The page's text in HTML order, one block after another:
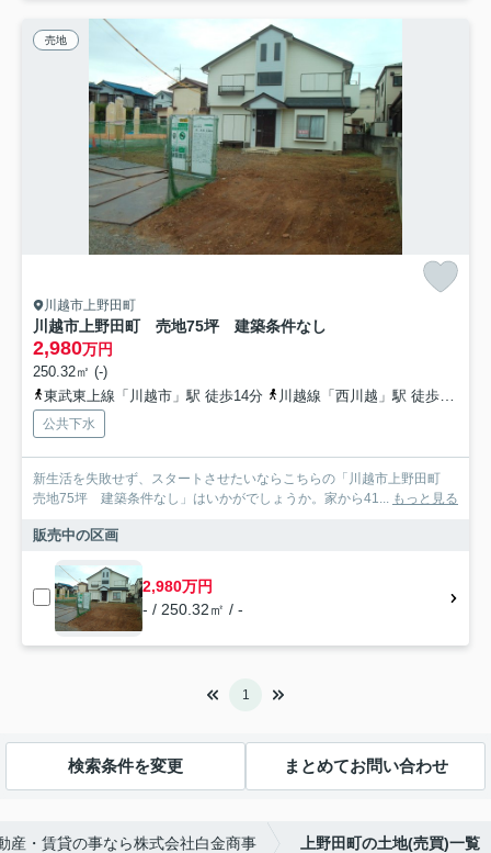
売地
川越市上野田町
川越市上野田町 売地75坪 建築条件なし
2,980万円
250.32㎡ (-)
東武東上線「川越市」駅 徒歩14分
川越線「西川越」駅 徒歩15分
公共下水
新生活を失敗せず、スタートさせたいならこちらの「川越市上野田町
売地75坪 建築条件なし」はいかがでしょうか。家から41... もっと見る
販売中の区画
2,980万円
- / 250.32㎡ / -
1
検索条件を変更 まとめてお問い合わせ
産・賃貸の事なら株式会社白金商事 上野田町の土地(売買)一覧